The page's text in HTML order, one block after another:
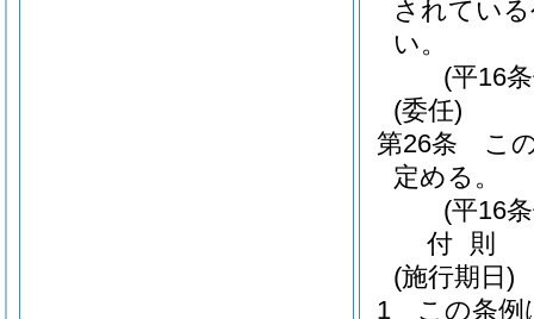
されてい
い。
(平16
(委任)
第26条
こ
定める。
(平16
付 則
(施行期日)
1
この条例